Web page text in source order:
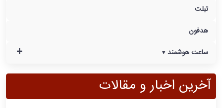
تبلت
هدفون
+ ساعت هوشمند
آخرین اخبار و مقالات